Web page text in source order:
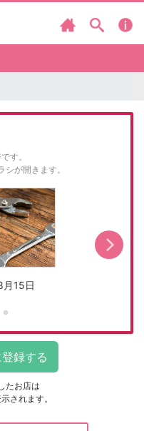
す。
が開きます。
15日
たお店は
されます。